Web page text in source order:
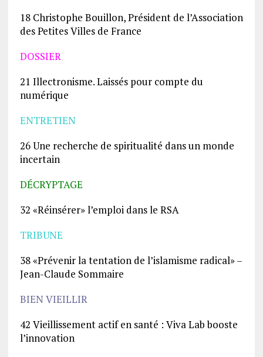
18 Christophe Bouillon, Président de l’Association
des Petites Villes de France
DOSSIER
21 Illectronisme. Laissés pour compte du
numérique
ENTRETIEN
26 Une recherche de spiritualité dans un monde
incertain
DÉCRYPTAGE
32 «Réinsérer» l’emploi dans le RSA
TRIBUNE
38 «Prévenir la tentation de l’islamisme radical» –
Jean-Claude Sommaire
BIEN VIEILLIR
42 Vieillissement actif en santé : Viva Lab booste
l’innovation